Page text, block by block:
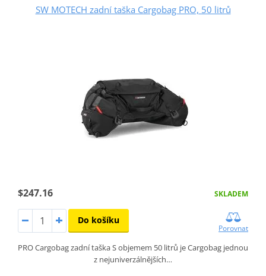
SW MOTECH zadní taška Cargobag PRO, 50 litrů
$247.16 SKLADEM
Do košíku
Porovnat
PRO Cargobag zadní taška S objemem 50 litrů je Cargobag jednou
z nejuniverzálnějších…